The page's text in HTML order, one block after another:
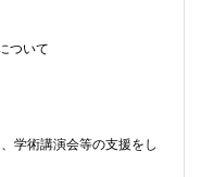
ついて
学術講演会等の支援をし